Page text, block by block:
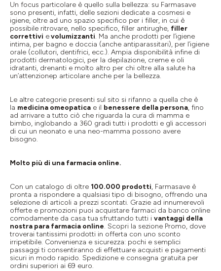
Un focus particolare è quello sulla bellezza: su Farmasave
sono presenti, infatti, delle sezioni dedicate a cosmesi e
igiene, oltre ad uno spazio specifico per i filler, in cui è
possibile ritrovare, nello specifico, filler antirughe, filler
correttivi evolumizzanti. Ma anche prodotti per l’igiene
intima, per bagno e doccia (anche antiparassitari), per l’igiene
orale (collutori, dentifrici, ecc.). Ampia disponibilità infine di
prodotti dermatologici, per la depilazione, creme e oli
idratanti, drenanti e molto altro per chi oltre alla salute ha
un’attenzionep articolare anche per la bellezza.
Le altre categorie presenti sul sito si rifanno a quella che è
la medicina omeopatica e il benessere della persona, fino
ad arrivare a tutto ciò che riguarda la cura di mamma e
bimbo, inglobando a 360 gradi tutti i prodotti e gli accessori
di cui un neonato e una neo-mamma possono avere
bisogno.
Molto più di una farmacia online.
Con un catalogo di oltre 100.000 prodotti, Farmasave è
pronta a rispondere a qualsiasi tipo di bisogno, offrendo una
selezione di articoli a prezzi scontati. Grazie ad innumerevoli
offerte e promozioni puoi acquistare farmaci da banco online
comodamente da casa tua sfruttando tutti i vantaggi della
nostra para farmacia online. Scopri la sezione Promo, dove
troverai tantissimi prodotti in offerta con uno sconto
irripetibile. Convenienza e sicurezza: pochi e semplici
passaggi ti consentiranno di effettuare acquisti e pagamenti
sicuri in modo rapido. Spedizione e consegna gratuita per
ordini superiori ai 69 euro.